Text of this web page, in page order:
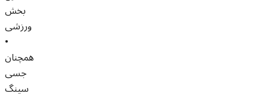
بخش
ورزشی
•
همچنان
جسی
سینگ